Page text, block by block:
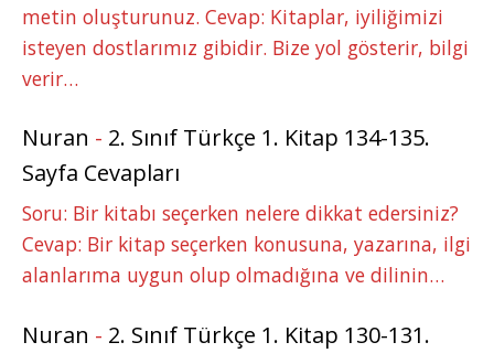
metin oluşturunuz. Cevap: Kitaplar, iyiliğimizi
isteyen dostlarımız gibidir. Bize yol gösterir, bilgi
verir…
Nuran - 2. Sınıf Türkçe 1. Kitap 134-135.
Sayfa Cevapları
Soru: Bir kitabı seçerken nelere dikkat edersiniz?
Cevap: Bir kitap seçerken konusuna, yazarına, ilgi
alanlarıma uygun olup olmadığına ve dilinin…
Nuran - 2. Sınıf Türkçe 1. Kitap 130-131.